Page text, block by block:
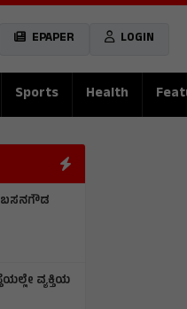
EPAPER LOGIN
Sports Health
ಬಸನಗೌಡ
ವ್ಯಕ್ತಿಯ